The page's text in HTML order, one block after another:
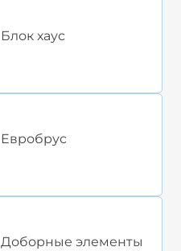
Блок хаус
Евробрус
Доборные элементы